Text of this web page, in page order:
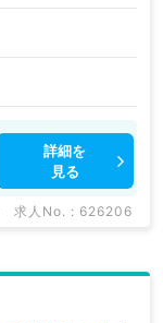
詳細を
見る
求人No. : 626206